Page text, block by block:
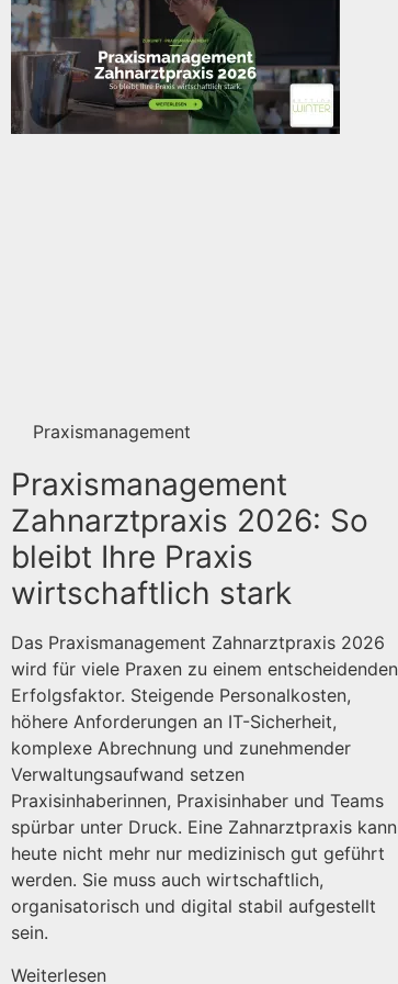
Praxismanagement
Praxismanagement
Zahnarztpraxis 2026: So
bleibt Ihre Praxis
wirtschaftlich stark
Das Praxismanagement Zahnarztpraxis 2026
wird für viele Praxen zu einem entscheidenden
Erfolgsfaktor. Steigende Personalkosten,
höhere Anforderungen an IT-Sicherheit,
komplexe Abrechnung und zunehmender
Verwaltungsaufwand setzen
Praxisinhaberinnen, Praxisinhaber und Teams
spürbar unter Druck. Eine Zahnarztpraxis kann
heute nicht mehr nur medizinisch gut geführt
werden. Sie muss auch wirtschaftlich,
organisatorisch und digital stabil aufgestellt
sein.
Weiterlesen